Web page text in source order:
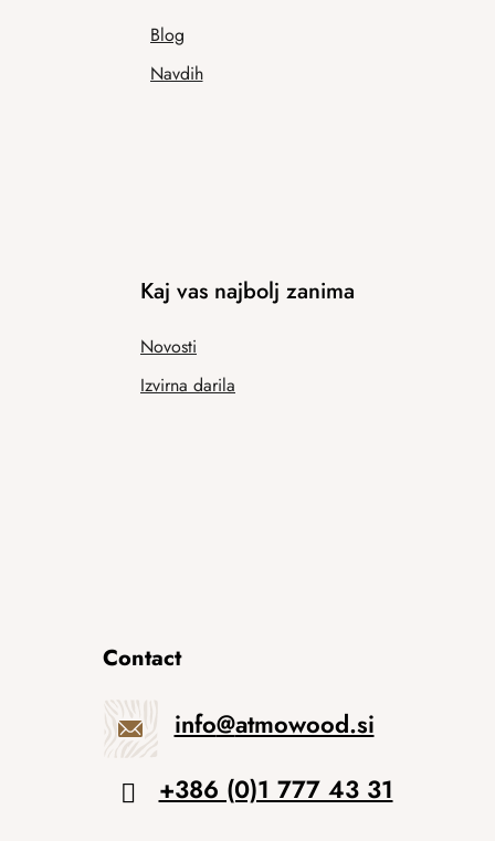
Blog
Navdih
Kaj vas najbolj zanima
Novosti
Izvirna darila
Contact
info@atmowood.si
+386 (0)1 777 43 31